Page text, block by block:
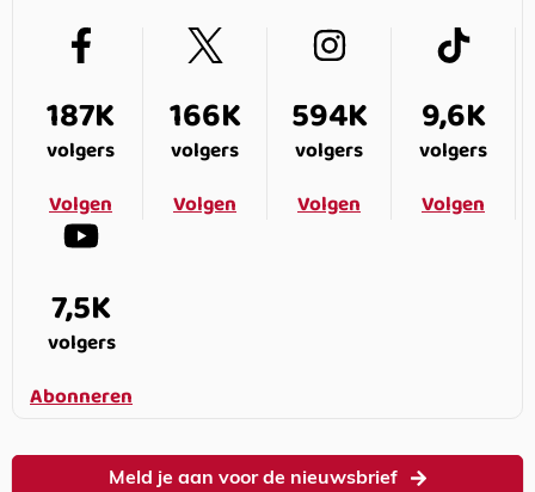
187K
volgers
Volgen
166K
volgers
Volgen
594K
volgers
Volgen
9,6K
volgers
Volgen
7,5K
volgers
Abonneren
Meld je aan voor de nieuwsbrief